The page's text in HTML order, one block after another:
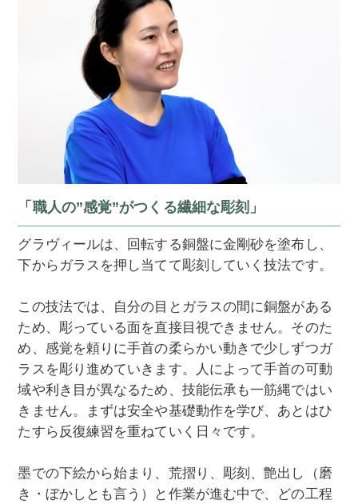
「職人の”感覚”がつくる繊細な彫刻」
グラヴィールは、回転する銅盤に金剛砂を塗布し、
下からガラスを押し当てて彫刻していく技法です。
この技法では、自分の目とガラスの間に銅盤がある
ため、彫っている面を直接目視できません。そのた
め、感覚を頼りに手首の柔らかい動きで少しずつガ
ラスを彫り進めていきます。人によって手首の可動
域や利き目が異なるため、技能伝承も一筋縄ではい
きません。まずは安全や基礎動作を学び、あとはひ
たすら反復練習を重ねていく日々です。
墨での下絵から始まり、荒摺り、彫刻、艶出し（磨
き・ぼかしとも言う）と作業が進む中で、どの工程